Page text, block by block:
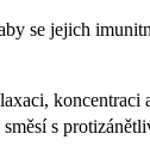
se jejich
koncentraci
s